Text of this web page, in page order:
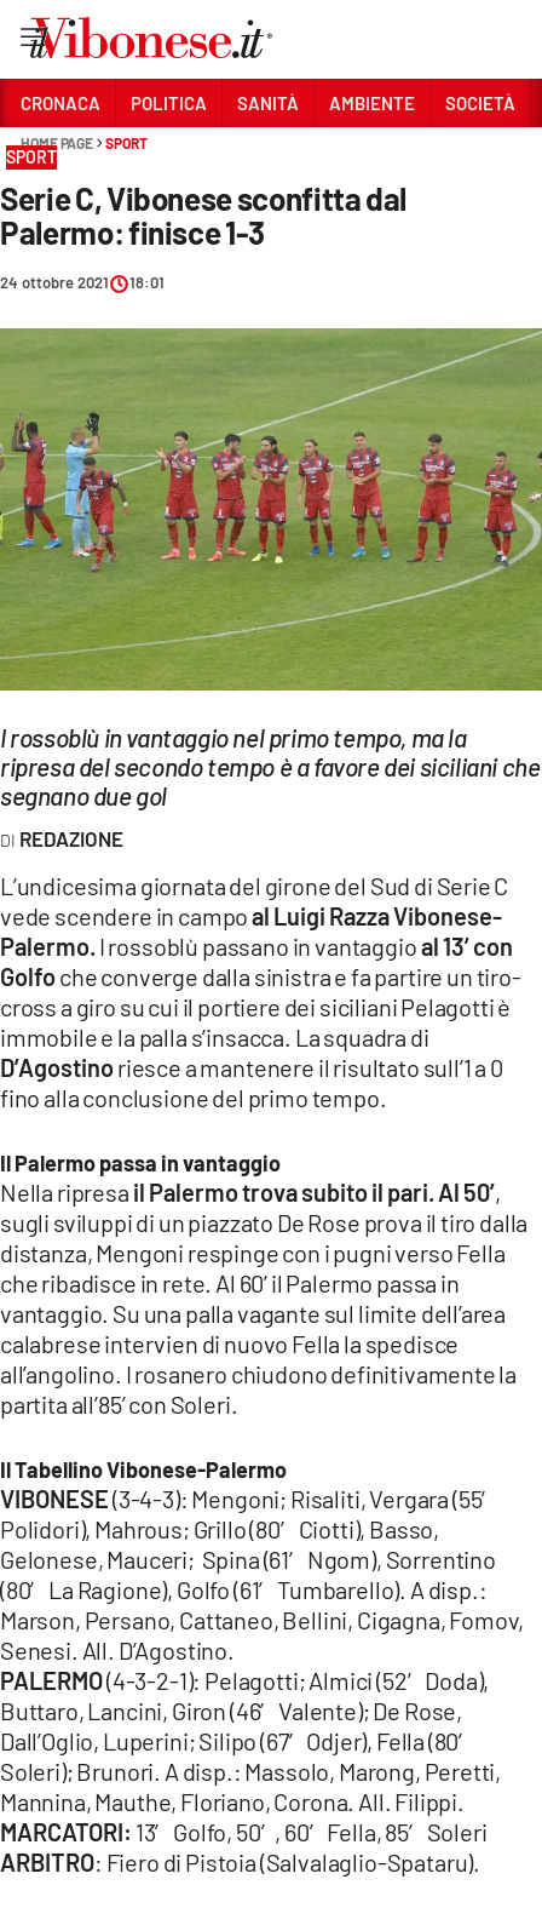
Sezioni
CRONACA
POLITICA
SANITÀ
AMBIENTE
CULTURA
ECONOMIA E LAVORO
EVENTI
SPORT
Streaming
LAC NETWORK
LaC
Network
LACPLAY.IT
LACTV.IT
LACONAIR.IT
LACITYMAG.IT
ILREGGINO.IT
COSENZACHANNEL.IT
ILVIBONESE.IT
CATANZAROCHANNEL.IT
LACAPITALENEWS.IT
ANDROID
APPLE
CRONACA POLITICA SANITÀ AMBIENTE SOCIETÀ
HOME PAGE SPORT
SPORT
Serie C, Vibonese sconfitta dal
Palermo: finisce 1-3
24 ottobre 2021 18:01
I rossoblù in vantaggio nel primo tempo, ma la
ripresa del secondo tempo è a favore dei siciliani che
segnano due gol
REDAZIONE
L’undicesima giornata del girone del Sud di Serie C
vede scendere in campoal Luigi Razza Vibonese-
Palermo. I rossoblù passano in vantaggioal 13’ con
Golfoche converge dalla sinistra e fa partire un tiro-
cross a giro su cui il portiere dei siciliani Pelagotti è
immobile e la palla s’insacca. La squadra di
D’Agostinoriesce a mantenere il risultato sull’1 a 0
fino alla conclusione del primo tempo.
Il Palermo passa in vantaggio
Nella ripresa il Palermo trova subito il pari. Al 50’,
sugli sviluppi di un piazzato De Rose prova il tiro dalla
distanza, Mengoni respinge con i pugni verso Fella
che ribadisce in rete. Al 60’ il Palermo passa in
vantaggio. Su una palla vagante sul limite dell’area
calabrese intervien di nuovo Fella la spedisce
all’angolino. I rosanero chiudono definitivamente la
partita all’85’ con Soleri.
Il Tabellino Vibonese-Palermo
VIBONESE(3-4-3): Mengoni; Risaliti, Vergara (55′
Polidori), Mahrous; Grillo (80′ Ciotti), Basso,
Gelonese, Mauceri; Spina (61′ Ngom), Sorrentino
(80′ La Ragione), Golfo (61′ Tumbarello). A disp.:
Marson, Persano, Cattaneo, Bellini, Cigagna, Fomov,
Senesi. All. D’Agostino.
PALERMO(4-3-2-1): Pelagotti; Almici (52′ Doda),
Buttaro, Lancini, Giron (46′ Valente); De Rose,
Dall’Oglio, Luperini; Silipo (67′ Odjer), Fella (80′
Soleri); Brunori. A disp.: Massolo, Marong, Peretti,
Mannina, Mauthe, Floriano, Corona. All. Filippi.
MARCATORI: 13′ Golfo, 50′, 60′ Fella, 85′ Soleri
ARBITRO: Fiero di Pistoia (Salvalaglio-Spataru).